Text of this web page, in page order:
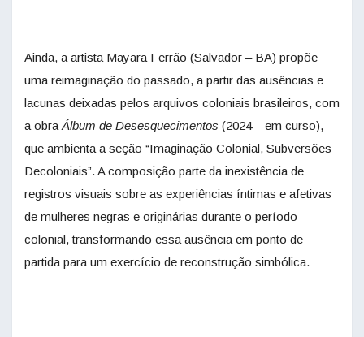
Ainda, a artista Mayara Ferrão (Salvador – BA) propõe
uma reimaginação do passado, a partir das ausências e
lacunas deixadas pelos arquivos coloniais brasileiros, com
a obra Álbum de Desesquecimentos (2024 – em curso),
que ambienta a seção “Imaginação Colonial, Subversões
Decoloniais”. A composição parte da inexistência de
registros visuais sobre as experiências íntimas e afetivas
de mulheres negras e originárias durante o período
colonial, transformando essa ausência em ponto de
partida para um exercício de reconstrução simbólica.